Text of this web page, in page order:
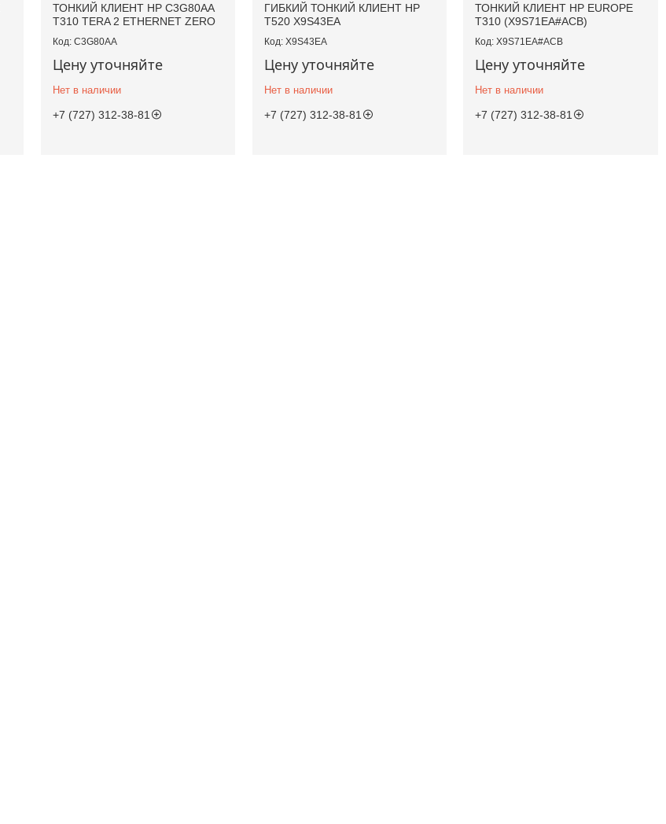
ТОНКИЙ КЛИЕНТ HP C3G80AA
T310 TERA 2 ETHERNET ZERO
C3G80AA
Цену уточняйте
Нет в наличии
+7 (727) 312-38-81
ГИБКИЙ ТОНКИЙ КЛИЕНТ HP
T520 X9S43EA
X9S43EA
Цену уточняйте
Нет в наличии
+7 (727) 312-38-81
ТОНКИЙ КЛИЕНТ HP EUROPE
T310 (X9S71EA#ACB)
X9S71EA#ACB
Цену уточняйте
Нет в наличии
+7 (727) 312-38-81